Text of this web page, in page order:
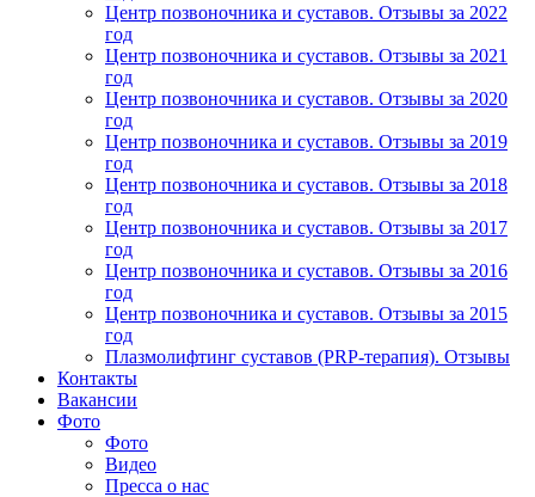
Центр позвоночника и суставов. Отзывы за 2022
год
Центр позвоночника и суставов. Отзывы за 2021
год
Центр позвоночника и суставов. Отзывы за 2020
год
Центр позвоночника и суставов. Отзывы за 2019
год
Центр позвоночника и суставов. Отзывы за 2018
год
Центр позвоночника и суставов. Отзывы за 2017
год
Центр позвоночника и суставов. Отзывы за 2016
год
Центр позвоночника и суставов. Отзывы за 2015
год
Плазмолифтинг суставов (PRP-терапия). Отзывы
Контакты
Вакансии
Фото
Фото
Видео
Пресса о нас